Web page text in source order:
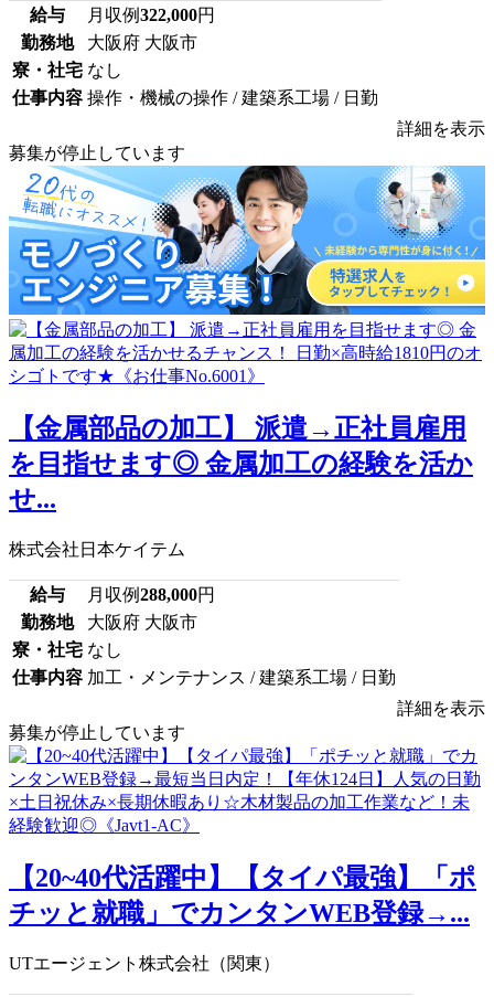
給与 月収例322,000円
勤務地
大阪府 大阪市
寮・社宅 なし
仕事内容 操作・機械の操作 / 建築系工場 / 日勤
詳細を表示
募集が停止しています
【金属部品の加工】 派遣→正社員雇用
を目指せます◎ 金属加工の経験を活か
せ...
株式会社日本ケイテム
給与 月収例288,000円
勤務地
大阪府 大阪市
寮・社宅 なし
仕事内容 加工・メンテナンス / 建築系工場 / 日勤
詳細を表示
募集が停止しています
【20~40代活躍中】【タイパ最強】「ポ
チッと就職」でカンタンWEB登録→...
UTエージェント株式会社（関東）